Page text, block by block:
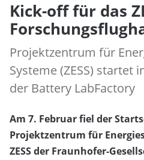
Kick-off für das
Projektzentrum für
Systeme (ZESS) startet
der Battery LabFactory
Am 7. Februar fiel der
Projektzentrum für
ZESS der Fraunhofer-